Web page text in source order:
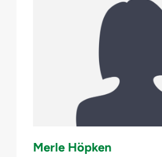
Merle Höpken